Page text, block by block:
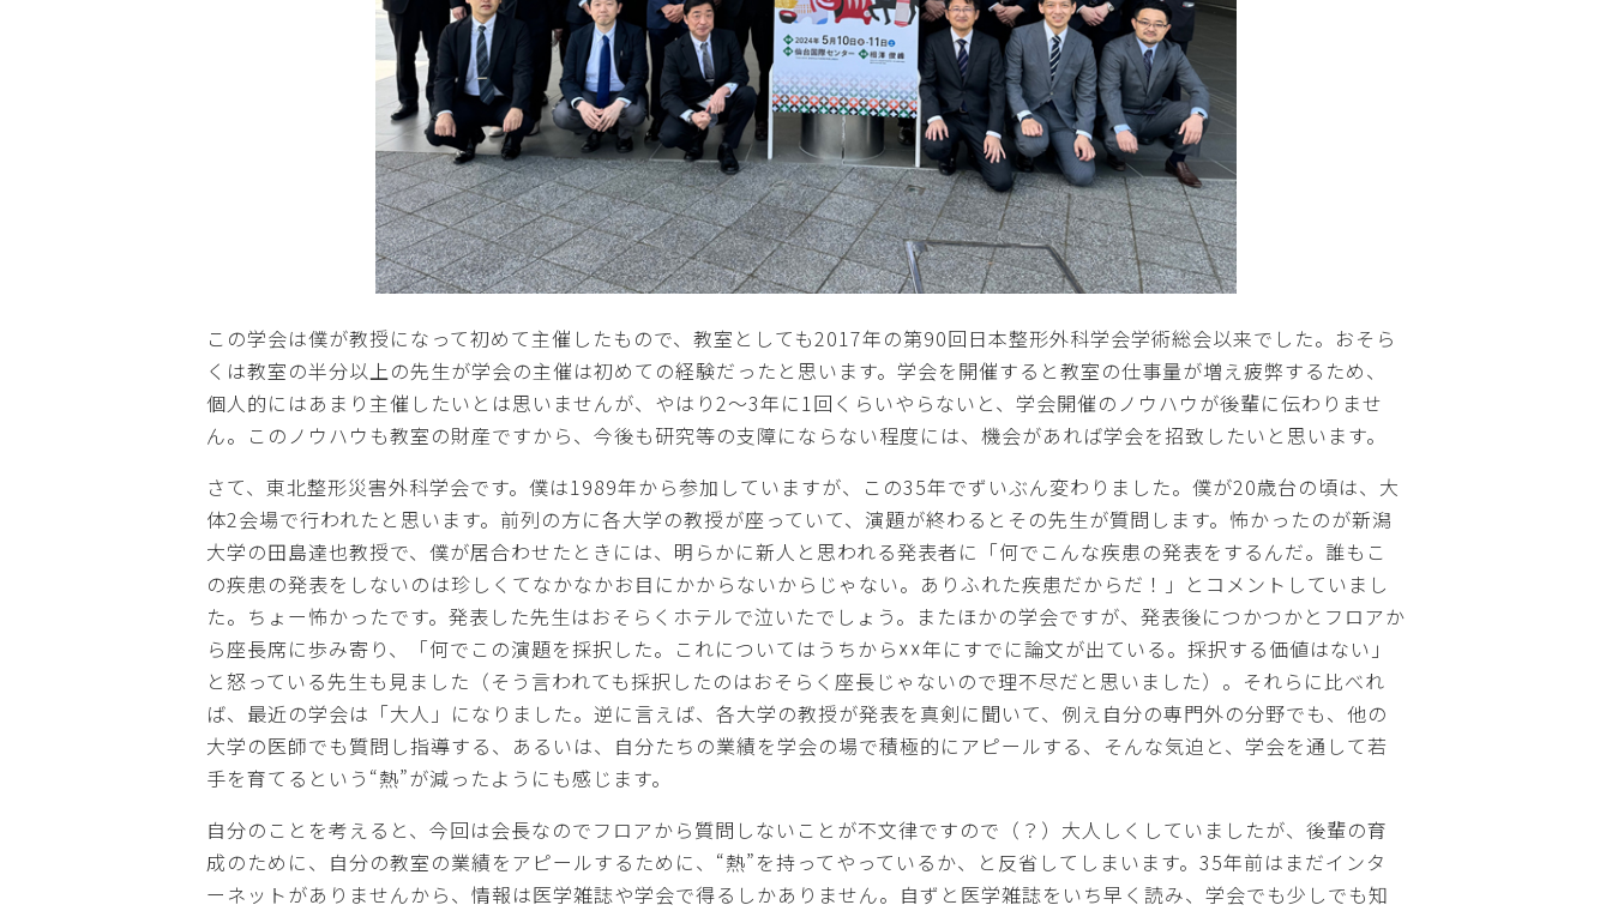
この学会は僕が教授になって初めて主催したもので、教室としても2017年の第90回日本整形外科学会学術総会以来でした。おそら
くは教室の半分以上の先生が学会の主催は初めての経験だったと思います。学会を開催すると教室の仕事量が増え疲弊するため、
個人的にはあまり主催したいとは思いませんが、やはり2～3年に1回くらいやらないと、学会開催のノウハウが後輩に伝わりませ
ん。このノウハウも教室の財産ですから、今後も研究等の支障にならない程度には、機会があれば学会を招致したいと思います。
さて、東北整形災害外科学会です。僕は1989年から参加していますが、この35年でずいぶん変わりました。僕が20歳台の頃は、大
体2会場で行われたと思います。前列の方に各大学の教授が座っていて、演題が終わるとその先生が質問します。怖かったのが新潟
大学の田島達也教授で、僕が居合わせたときには、明らかに新人と思われる発表者に「何でこんな疾患の発表をするんだ。誰もこ
の疾患の発表をしないのは珍しくてなかなかお目にかからないからじゃない。ありふれた疾患だからだ！」とコメントしていまし
た。ちょー怖かったです。発表した先生はおそらくホテルで泣いたでしょう。またほかの学会ですが、発表後につかつかとフロアか
ら座長席に歩み寄り、「何でこの演題を採択した。これについてはうちから☓☓年にすでに論文が出ている。採択する価値はない」
と怒っている先生も見ました（そう言われても採択したのはおそらく座長じゃないので理不尽だと思いました）。それらに比べれ
ば、最近の学会は「大人」になりました。逆に言えば、各大学の教授が発表を真剣に聞いて、例え自分の専門外の分野でも、他の
大学の医師でも質問し指導する、あるいは、自分たちの業績を学会の場で積極的にアピールする、そんな気迫と、学会を通して若
手を育てるという“熱”が減ったようにも感じます。
自分のことを考えると、今回は会長なのでフロアから質問しないことが不文律ですので（？）大人しくしていましたが、後輩の育
成のために、自分の教室の業績をアピールするために、“熱”を持ってやっているか、と反省してしまいます。35年前はまだインタ
ーネットがありませんから、情報は医学雑誌や学会で得るしかありません。自ずと医学雑誌をいち早く読み、学会でも少しでも知